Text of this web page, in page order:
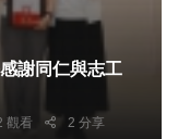
謝同仁與志工
觀看 2 分享